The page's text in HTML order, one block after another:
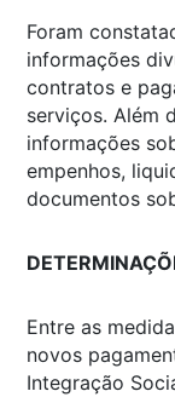
Foram
informações
contratos e
serviços. Além
informações
empenhos,
documentos
Entre as
novos
Integração